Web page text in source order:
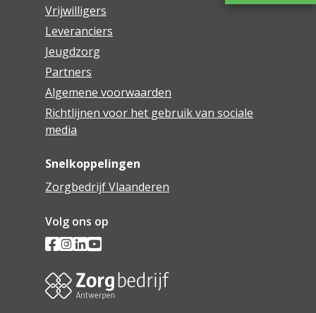
Vrijwilligers
Leveranciers
Jeugdzorg
Partners
Algemene voorwaarden
Richtlijnen voor het gebruik van sociale
media
Snelkoppelingen
Zorgbedrijf Vlaanderen
Volg ons op